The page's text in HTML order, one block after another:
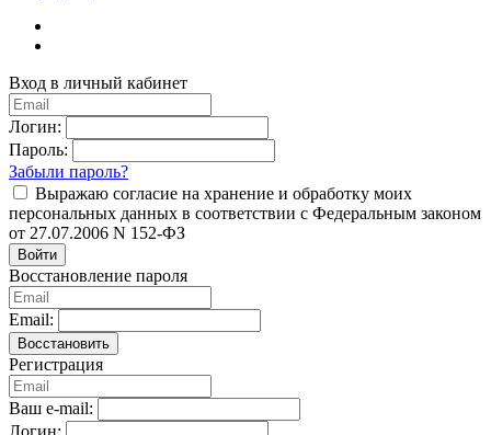
Вход в личный кабинет
Логин:
Пароль:
Забыли пароль?
Выражаю согласие на хранение и обработку моих
персональных данных в соответствии с Федеральным законом
от 27.07.2006 N 152-ФЗ
Войти
Восстановление пароля
Email:
Восстановить
Регистрация
Ваш e-mail: